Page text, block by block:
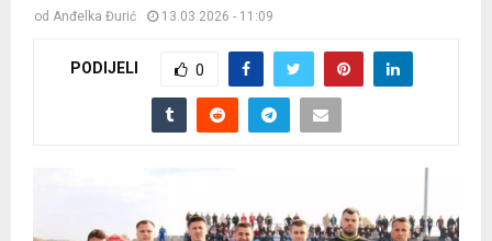
od Anđelka Đurić 13.03.2026 - 11:09
PODIJELI 0